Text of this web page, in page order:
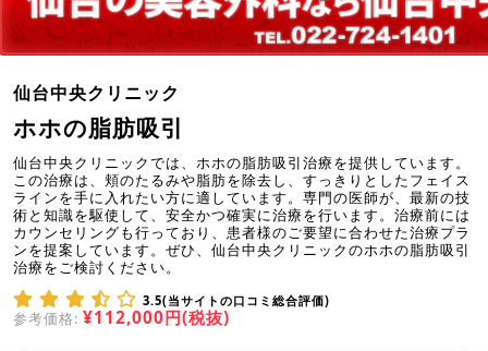
仙台中央クリニック
ホホの脂肪吸引
仙台中央クリニックでは、ホホの脂肪吸引治療を提供しています。
この治療は、頬のたるみや脂肪を除去し、すっきりとしたフェイス
ラインを手に入れたい方に適しています。専門の医師が、最新の技
術と知識を駆使して、安全かつ確実に治療を行います。治療前には
カウンセリングも行っており、患者様のご要望に合わせた治療プラ
ンを提案しています。ぜひ、仙台中央クリニックのホホの脂肪吸引
治療をご検討ください。
3.5(当サイトの口コミ総合評価)
参考価格: ¥112,000円(税抜)